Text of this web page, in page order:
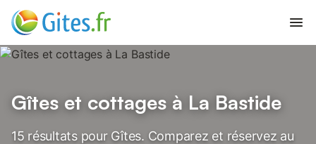
Gîtes et cottages à La Bastide
15 résultats pour Gîtes. Comparez et réservez au